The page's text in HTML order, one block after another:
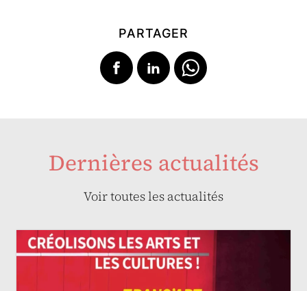
PARTAGER
Dernières actualités
Voir toutes les actualités